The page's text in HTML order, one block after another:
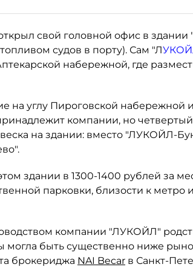
свой головной офис в
судов в порту). Сам "Л
набережной, где
на углу Пироговской набережной
компании, но
на здании: вместо "ЛУКОЙЛ-
здании в 1300-1400 рублей за
парковки, близости к метро и
компании "ЛУКОЙЛ"
могла быть существенно ниже
брокериджа NAI Becar в Санкт-